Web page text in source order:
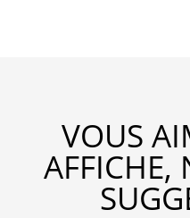
VOUS
AFFICHE,